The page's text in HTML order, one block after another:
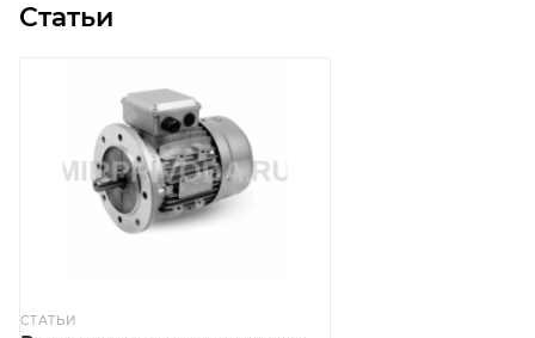
Статьи
СТАТЬИ